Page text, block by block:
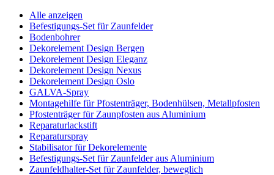
Alle anzeigen
Befestigungs-Set für Zaunfelder
Bodenbohrer
Dekorelement Design Bergen
Dekorelement Design Eleganz
Dekorelement Design Nexus
Dekorelement Design Oslo
GALVA-Spray
Montagehilfe für Pfostenträger, Bodenhülsen, Metallpfosten
Pfostenträger für Zaunpfosten aus Aluminium
Reparaturlackstift
Reparaturspray
Stabilisator für Dekorelemente
Befestigungs-Set für Zaunfelder aus Aluminium
Zaunfeldhalter-Set für Zaunfelder, beweglich